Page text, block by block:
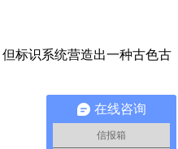
标识系统营造出一种古色古
在线咨询
信报箱